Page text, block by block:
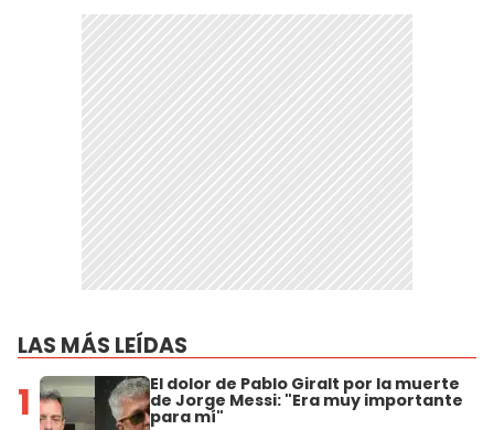
LAS MÁS LEÍDAS
1 El dolor de Pablo Giralt por la muerte
de Jorge Messi: "Era muy importante
para mí"